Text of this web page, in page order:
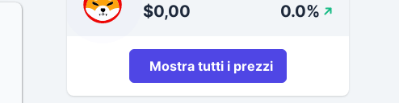
$0,00 0.0%
Mostra tutti i prezzi